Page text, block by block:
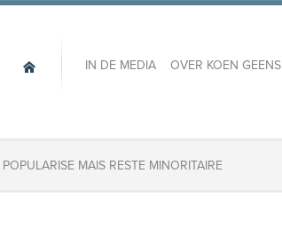
IN DE MEDIA OVER KOEN GEENS
MAIS RESTE MINORITAIRE